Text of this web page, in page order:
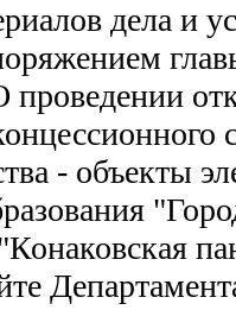
дела и
- объекты